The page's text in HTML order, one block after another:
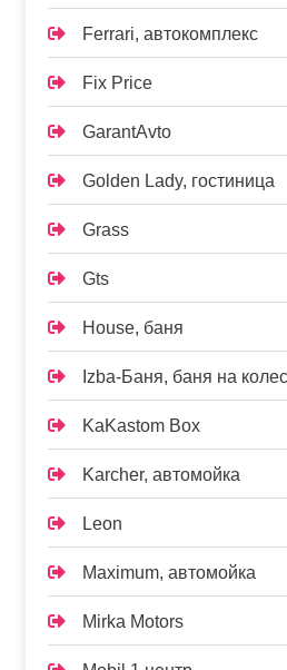
Ferrari, автокомплекс
Fix Price
GarantAvto
Golden Lady, гостиница
Grass
Gts
House, баня
Izba-Баня, баня на
KaKastom Box
Karcher, автомойка
Leon
Maximum, автомойка
Mirka Motors